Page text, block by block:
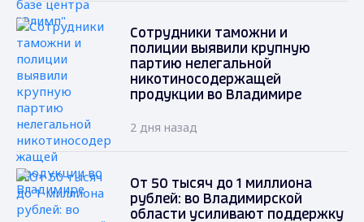
Сотрудники таможни и
полиции выявили крупную
партию нелегальной
никотиносодержащей
продукции во Владимире
2 дня назад
От 50 тысяч до 1 миллиона
рублей: во Владимирской
области усиливают поддержку